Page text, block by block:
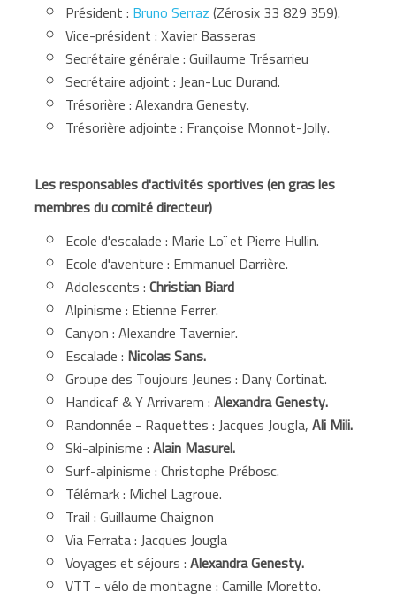
Président : Bruno Serraz(Zérosix 33 829 359).
Vice-président : Xavier Basseras
Secrétaire générale : Guillaume Trésarrieu
Secrétaire adjoint : Jean-Luc Durand.
Trésorière : Alexandra Genesty.
Trésorière adjointe : Françoise Monnot-Jolly.
Les responsables d'activités sportives (en gras les
membres du comité directeur)
Ecole d'escalade : Marie Loï et Pierre Hullin.
Ecole d'aventure : Emmanuel Darrière.
Adolescents :Christian Biard
Alpinisme : Etienne Ferrer.
Canyon : Alexandre Tavernier.
Escalade : Nicolas Sans.
Groupe des Toujours Jeunes : Dany Cortinat.
Handicaf & Y Arrivarem :Alexandra Genesty.
Randonnée - Raquettes : Jacques Jougla,Ali Mili.
Ski-alpinisme :Alain Masurel.
Surf-alpinisme : Christophe Prébosc.
Télémark : Michel Lagroue.
Trail : Guillaume Chaignon
Via Ferrata : Jacques Jougla
Voyages et séjours :Alexandra Genesty.
VTT - vélo de montagne : Camille Moretto.